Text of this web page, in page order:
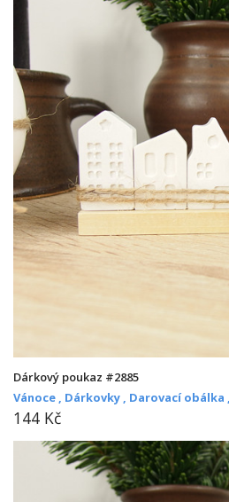
Dárkový poukaz #2885
Vánoce , Dárkovky , Darovací obálka ,
144 Kč